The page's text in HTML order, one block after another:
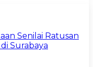
Senilai Ratusan
Surabaya